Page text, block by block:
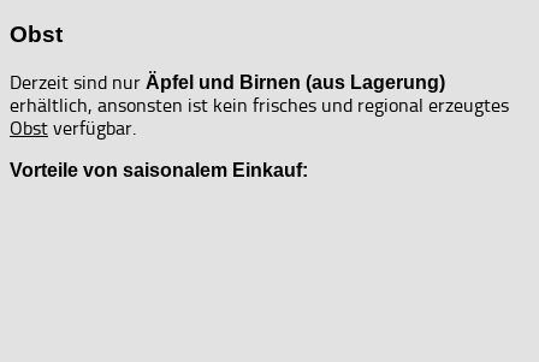
Obst
Derzeit sind nur Äpfel und Birnen (aus Lagerung)
erhältlich, ansonsten ist kein frisches und regional erzeugtes
Obst verfügbar.
Vorteile von saisonalem Einkauf: